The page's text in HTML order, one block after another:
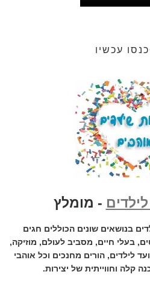
עכשיו
- מומלץ
בנושאים שונים הכוללים חגים
בעלי חיים, מסביב לעולם, מוזיקה,
לילדים, הורים מחנכים וכל אוהבי
קלה וחווייתית של יצירות.